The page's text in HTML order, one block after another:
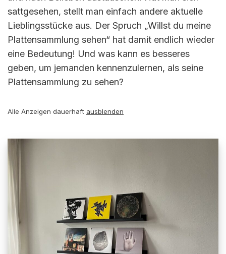
sattgesehen, stellt man einfach andere aktuelle
Lieblingsstücke aus. Der Spruch „Willst du meine
Plattensammlung sehen“ hat damit endlich wieder
eine Bedeutung! Und was kann es besseres
geben, um jemanden kennenzulernen, als seine
Plattensammlung zu sehen?
Alle Anzeigen dauerhaft ausblenden